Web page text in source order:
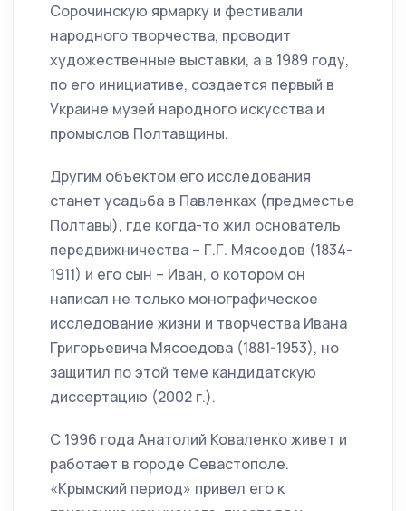
Сорочинскую ярмарку и фестивали
народного творчества, проводит
художественные выставки, а в 1989 году,
по его инициативе, создается первый в
Украине музей народного искусства и
промыслов Полтавщины.
Другим объектом его исследования
станет усадьба в Павленках (предместье
Полтавы), где когда-то жил основатель
передвижничества – Г.Г. Мясоедов (1834-
1911) и его сын – Иван, о котором он
написал не только монографическое
исследование жизни и творчества Ивана
Григорьевича Мясоедова (1881-1953), но
защитил по этой теме кандидатскую
диссертацию (2002 г.).
С 1996 года Анатолий Коваленко живет и
работает в городе Севастополе.
«Крымский период» привел его к